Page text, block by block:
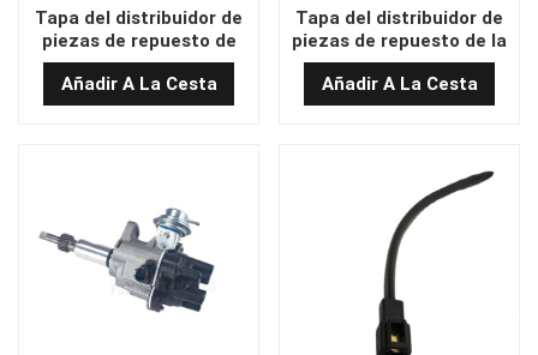
Tapa del distribuidor de
piezas de repuesto de
montacargas
Añadir A La Cesta
Tapa del distribuidor de
piezas de repuesto de la
carretilla elevadora
repuesto
Añadir A La Cesta